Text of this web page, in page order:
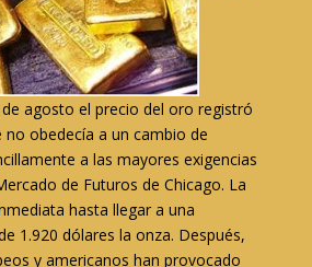
agosto el precio del oro registró
no obedecía a un cambio de
a las mayores exigencias
de Futuros de Chicago. La
hasta llegar a una
1.920 dólares la onza. Después,
y americanos han provocado